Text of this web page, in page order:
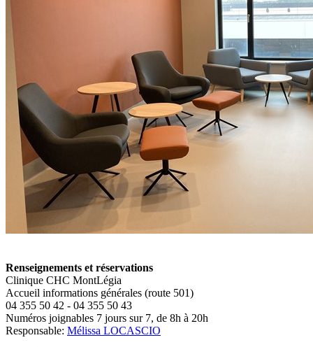
Renseignements et réservations
Clinique CHC MontLégia
Accueil informations générales (route 501)
04 355 50 42 - 04 355 50 43
Numéros joignables 7 jours sur 7, de 8h à 20h
Responsable: Mélissa LOCASCIO